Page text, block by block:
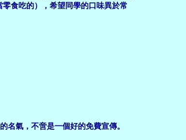
食吃的），希望同學的口味異於常
名氣，不啻是一個好的免費宣傳。